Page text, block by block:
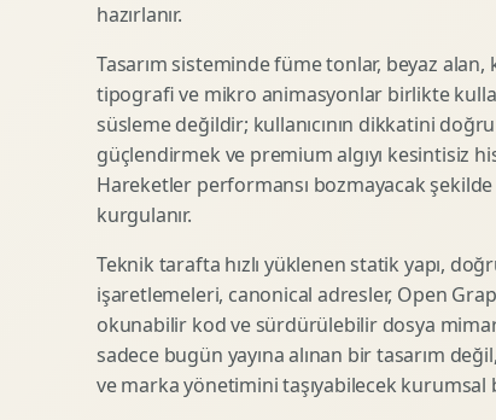
Premium Ambalaj Tasarimi
Etiket Tasarimi
Kutu Tasarimi
Raf Gorunurlugu
E Ticaret Kutu Tasarimi
Ambalaj Mockup Tasarimi
Afis Tasarimi
Brosur Tasarimi
Sosyal Medya Gorsel
Sunum Tasarimi
Katalog Tasarimi
Fuaye Gorsel Tasarimi
Kurumsal Ilan Tasarimi
hazırlanır.
Tasarım sisteminde füme tonlar, beyaz
tipografi ve mikro animasyonlar birlikte
süsleme değildir; kullanıcının dikkatini
güçlendirmek ve premium algıyı kesintisiz
Hareketler performansı bozmayacak
kurgulanır.
Teknik tarafta hızlı yüklenen statik yapı,
işaretlemeleri, canonical adresler, Open
okunabilir kod ve sürdürülebilir dosya
sadece bugün yayına alınan bir tasarım
ve marka yönetimini taşıyabilecek kurumsal